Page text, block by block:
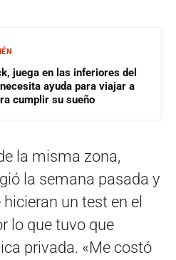
juega en las inferiores del
ayuda para viajar a
cumplir su sueño
la misma zona,
la semana pasada y
un test en el
lo que tuvo que
privada. «Me costó